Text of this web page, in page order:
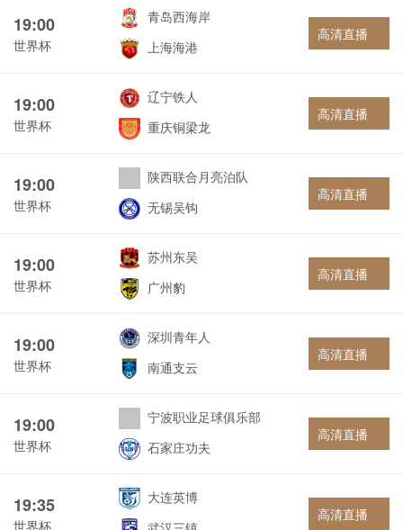
19:00
世界杯
青岛西海岸
上海海港
高清直播
19:00
世界杯
辽宁铁人
重庆铜梁龙
高清直播
19:00
世界杯
陕西联合月亮泊队
无锡吴钩
高清直播
19:00
世界杯
苏州东吴
广州豹
高清直播
19:00
世界杯
深圳青年人
南通支云
高清直播
19:00
世界杯
宁波职业足球俱乐部
石家庄功夫
高清直播
19:35
世界杯
大连英博
高清直播